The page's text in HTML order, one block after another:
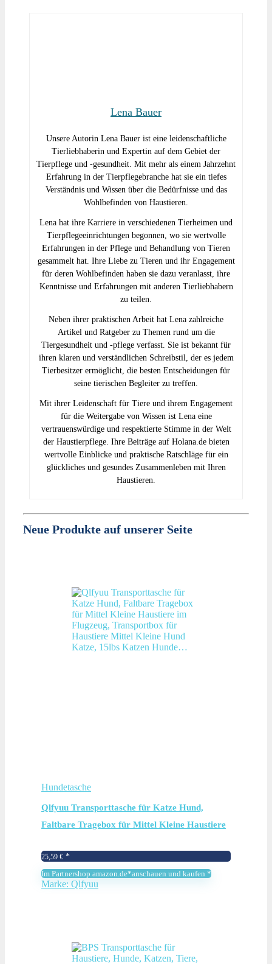
Lena Bauer
Unsere Autorin Lena Bauer ist eine leidenschaftliche
Tierliebhaberin und Expertin auf dem Gebiet der
Tierpflege und -gesundheit. Mit mehr als einem Jahrzehnt
Erfahrung in der Tierpflegebranche hat sie ein tiefes
Verständnis und Wissen über die Bedürfnisse und das
Wohlbefinden von Haustieren.
Lena hat ihre Karriere in verschiedenen Tierheimen und
Tierpflegeeinrichtungen begonnen, wo sie wertvolle
Erfahrungen in der Pflege und Behandlung von Tieren
gesammelt hat. Ihre Liebe zu Tieren und ihr Engagement
für deren Wohlbefinden haben sie dazu veranlasst, ihre
Kenntnisse und Erfahrungen mit anderen Tierliebhabern
zu teilen.
Neben ihrer praktischen Arbeit hat Lena zahlreiche
Artikel und Ratgeber zu Themen rund um die
Tiergesundheit und -pflege verfasst. Sie ist bekannt für
ihren klaren und verständlichen Schreibstil, der es jedem
Tierbesitzer ermöglicht, die besten Entscheidungen für
seine tierischen Begleiter zu treffen.
Mit ihrer Leidenschaft für Tiere und ihrem Engagement
für die Weitergabe von Wissen ist Lena eine
vertrauenswürdige und respektierte Stimme in der Welt
der Haustierpflege. Ihre Beiträge auf Holana.de bieten
wertvolle Einblicke und praktische Ratschläge für ein
glückliches und gesundes Zusammenleben mit Ihren
Haustieren.
Neue Produkte auf unserer Seite
Hundetasche
Qlfyuu Transporttasche für Katze Hund,
Faltbare Tragebox für Mittel Kleine Haustiere
Mittel Kleine Hund Katze, 15lbs Katzen
Hunde…
25,59 €
Im Partnershop amazon.de*anschauen und kaufen *
Marke: Qlfyuu